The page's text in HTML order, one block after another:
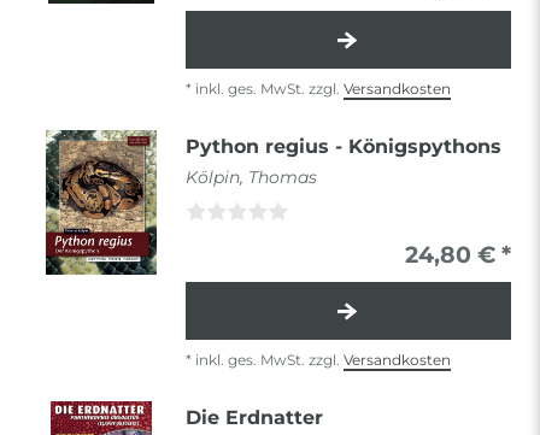
* inkl. ges. MwSt. zzgl. Versandkosten
Python regius - Königspythons
Kölpin, Thomas
24,80 € *
* inkl. ges. MwSt. zzgl. Versandkosten
Die Erdnatter